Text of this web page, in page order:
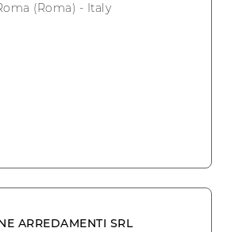
(Roma) - Italy
ARREDAMENTI SRL